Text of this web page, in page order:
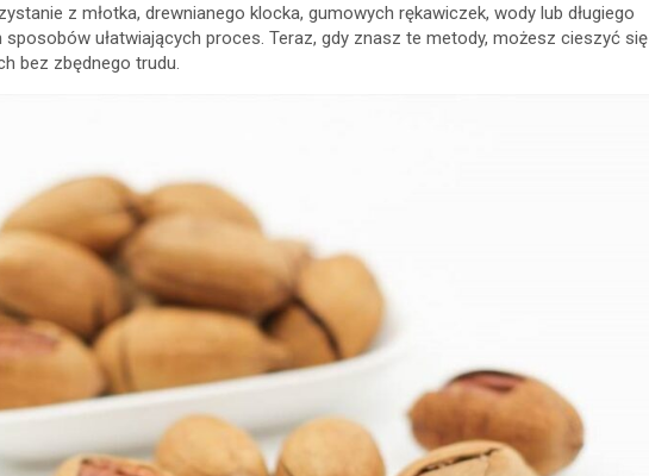
z młotka, drewnianego klocka, gumowych rękawiczek, wody lub długiego
ułatwiających proces. Teraz, gdy znasz te metody, możesz cieszyć się
bez zbędnego trudu.